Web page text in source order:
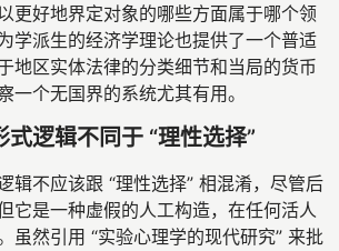
更好地界定对象的哪些方面属于哪个领
学派生的经济学理论也提供了一个普适
地区实体法律的分类细节和当局的货币
一个无国界的系统尤其有用。
逻辑不同于 “理性选择”
辑不应该跟 “理性选择” 相混淆，尽管后
它是一种虚假的人工构造，在任何活人
虽然引用 “实验心理学的现代研究” 来批